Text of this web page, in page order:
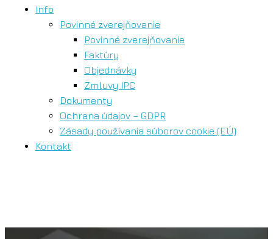
Info
Povinné zverejňovanie
Povinné zverejňovanie
Faktúry
Objednávky
Zmluvy IPC
Dokumenty
Ochrana údajov – GDPR
Zásady používania súborov cookie (EÚ)
Kontakt